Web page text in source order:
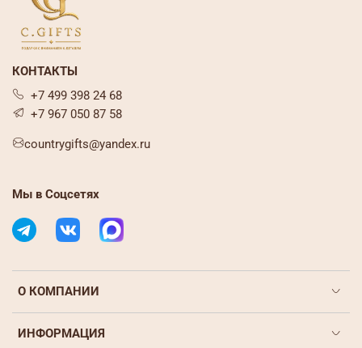
О КОМПАНИИ
ИНФОРМАЦИЯ
КОНТАКТЫ
+7 499 398 24 68
+7 967 050 87 58
countrygifts@yandex.ru
Мы в Соцсетях